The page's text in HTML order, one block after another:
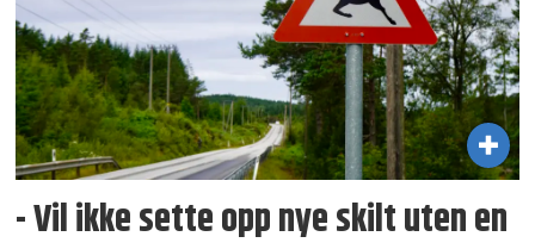
- Vil ikke sette opp nye skilt uten en